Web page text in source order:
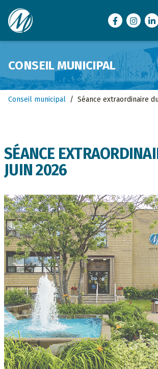
Ville de Malartic
Facebook
CONSEIL MUNICIPAL
Conseil municipal / Séance extraordinaire
SÉANCE
JUIN 2026